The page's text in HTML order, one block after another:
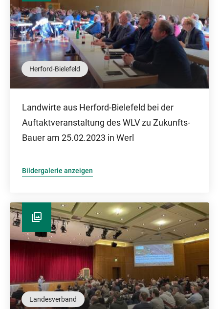
Herford-Bielefeld
Landwirte aus Herford-Bielefeld bei der
Auftaktveranstaltung des WLV zu Zukunfts-
Bauer am 25.02.2023 in Werl
Bildergalerie anzeigen
Landesverband